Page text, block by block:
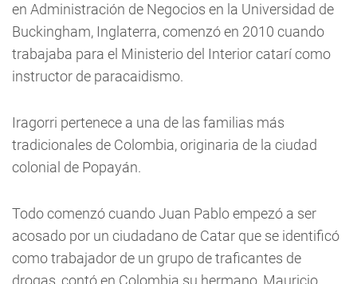
en Administración de Negocios en la Universidad de
Buckingham, Inglaterra, comenzó en 2010 cuando
trabajaba para el Ministerio del Interior catarí como
instructor de paracaidismo.
Iragorri pertenece a una de las familias más
tradicionales de Colombia, originaria de la ciudad
colonial de Popayán.
Todo comenzó cuando Juan Pablo empezó a ser
acosado por un ciudadano de Catar que se identificó
como trabajador de un grupo de traficantes de
drogas, contó en Colombia su hermano, Mauricio